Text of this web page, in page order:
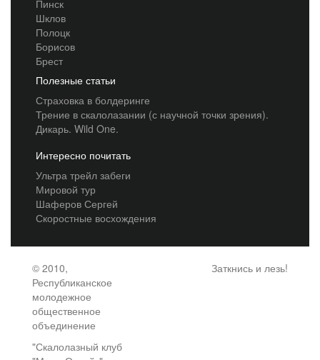
Пинск
Шклов
Полоцк
Борисов
Брест
Полезные статьи
Страховка в болдеринге
Трение в скалолазании (с научной точки зрения).
Дикарь. Wild One.
Интересно почитать
Ультра трейл забеги
Мировой тур
Шаферов Сергей
Скоростные восхождения
© 2010,
Республиканское
молодежное
общественное
объединение
"Скалолазный клуб
Заткнись и лезь!